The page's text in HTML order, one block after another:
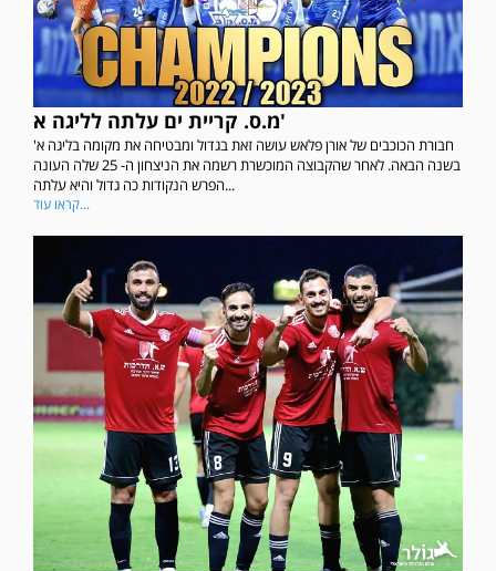
מ.ס. קריית ים עלתה לליגה א'
חבורת הכוכבים של אורן פלאש עושה זאת בגדול ומבטיחה את מקומה בליגה א'
בשנה הבאה. לאחר שהקבוצה המוכשרת רשמה את הניצחון ה- 25 שלה העונה
הפרש הנקודות כה גדול והיא עלתה...
קראו עוד...